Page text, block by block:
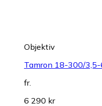
Objektiv
Tamron 18-300/3,5-
fr.
6 290 kr